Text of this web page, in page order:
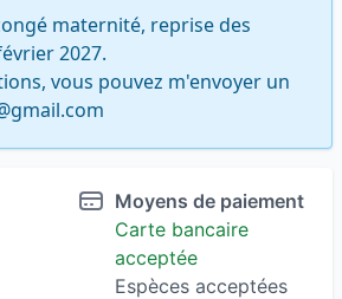
maternité, reprise des
2027.
vous pouvez m'envoyer un
Moyens de paiement
Carte bancaire
acceptée
Espèces acceptées